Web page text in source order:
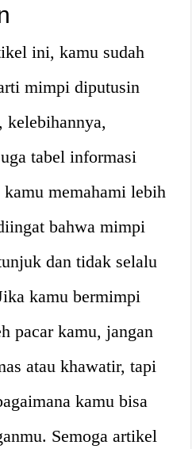
ini, kamu sudah
mimpi diputusin
kelebihannya,
tabel informasi
memahami lebih
bahwa mimpi
dan tidak selalu
kamu bermimpi
pacar kamu, jangan
atau khawatir, tapi
kamu bisa
Semoga artikel